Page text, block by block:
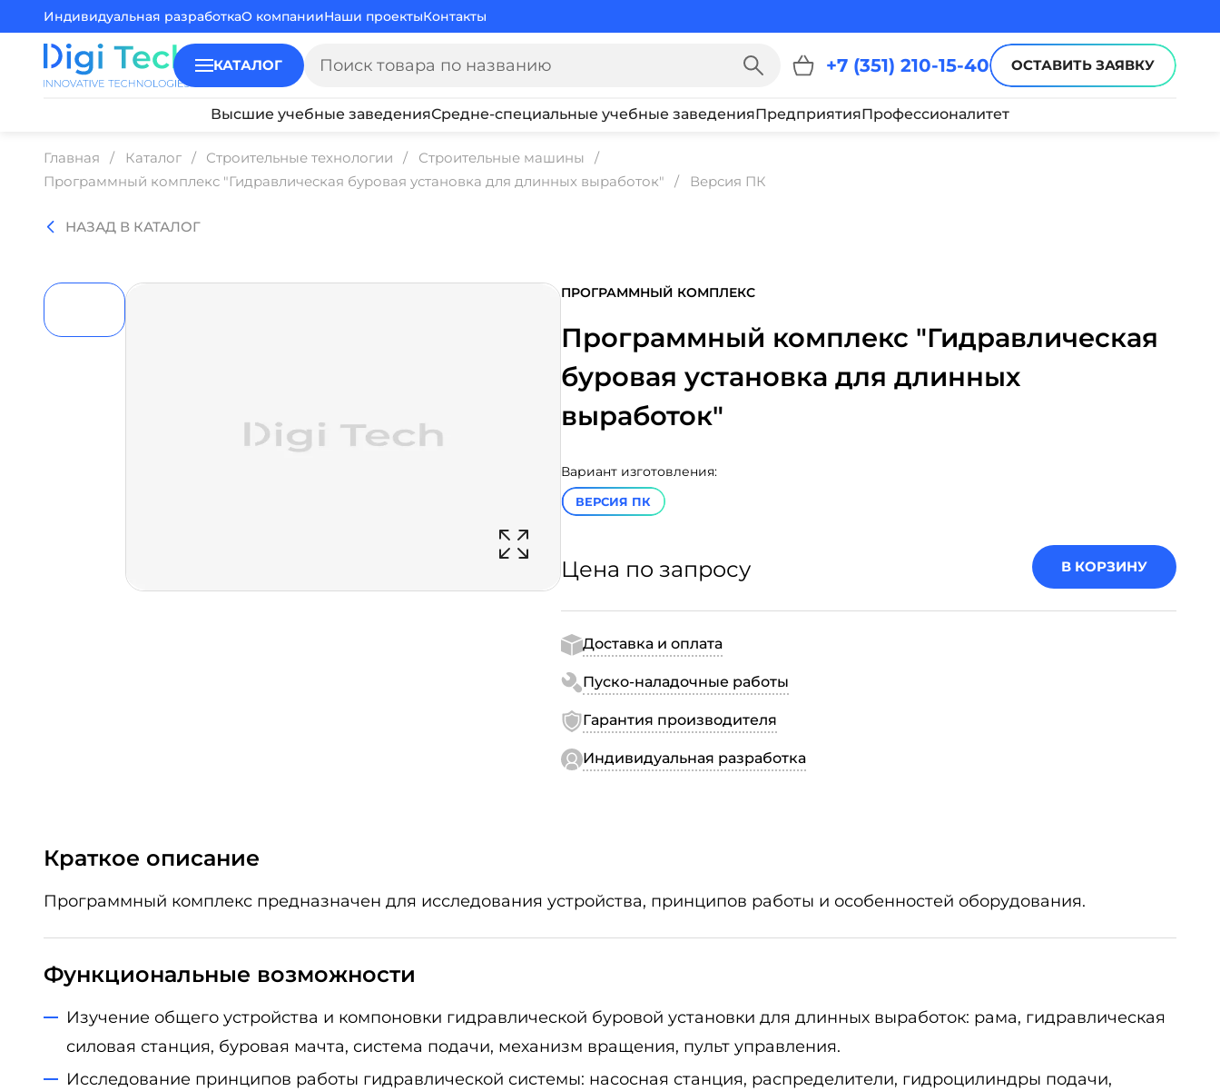
Индивидуальная разработкаО компанииНаши проектыКонтакты
КАТАЛОГ +7 (351) 210-15-40 ОСТАВИТЬ ЗАЯВКУ
Высшие учебные заведенияСредне-специальные учебные заведенияПредприятияПрофессионалитет
Главная Каталог Строительные технологии
Строительные машины
Программный комплекс "Гидравлическая буровая установка для длинных выработок"
Версия ПК
НАЗАД В КАТАЛОГ
ПРОГРАММНЫЙ КОМПЛЕКС
Программный комплекс "Гидравлическая
буровая установка для длинных
выработок"
Вариант изготовления:
ВЕРСИЯ ПК
Цена по запросу В КОРЗИНУ
Доставка и оплата
Пуско-наладочные работы
Гарантия производителя
Индивидуальная разработка
Краткое описание
Программный комплекс предназначен для исследования устройства, принципов работы и особенностей оборудования.
Функциональные возможности
Изучение общего устройства и компоновки гидравлической буровой установки для длинных выработок: рама, гидравлическая
силовая станция, буровая мачта, система подачи, механизм вращения, пульт управления.
Исследование принципов работы гидравлической системы: насосная станция, распределители, гидроцилиндры подачи,